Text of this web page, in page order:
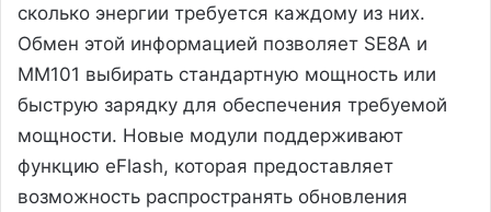
сколько энергии требуется каждому из них.
Обмен этой информацией позволяет SE8A и
MM101 выбирать стандартную мощность или
быструю зарядку для обеспечения требуемой
мощности. Новые модули поддерживают
функцию eFlash, которая предоставляет
возможность распространять обновления